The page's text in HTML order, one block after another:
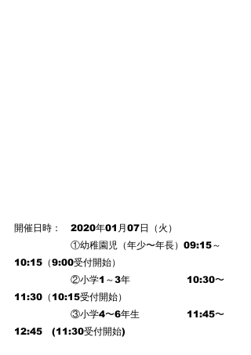
開催日時：　2020年01月07日（火）
①幼稚園児（年少〜年長）09:15～
10:15（9:00受付開始）
②小学1～3年　　　　　　10:30〜
11:30（10:15受付開始）
③小学4〜6年生　　　　　11:45〜
12:45   (11:30受付開始)